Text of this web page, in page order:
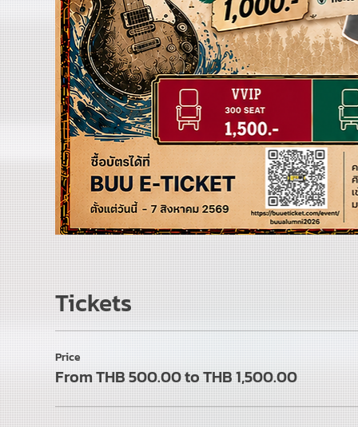
Tickets
Price
From THB 500.00 to THB 1,500.00